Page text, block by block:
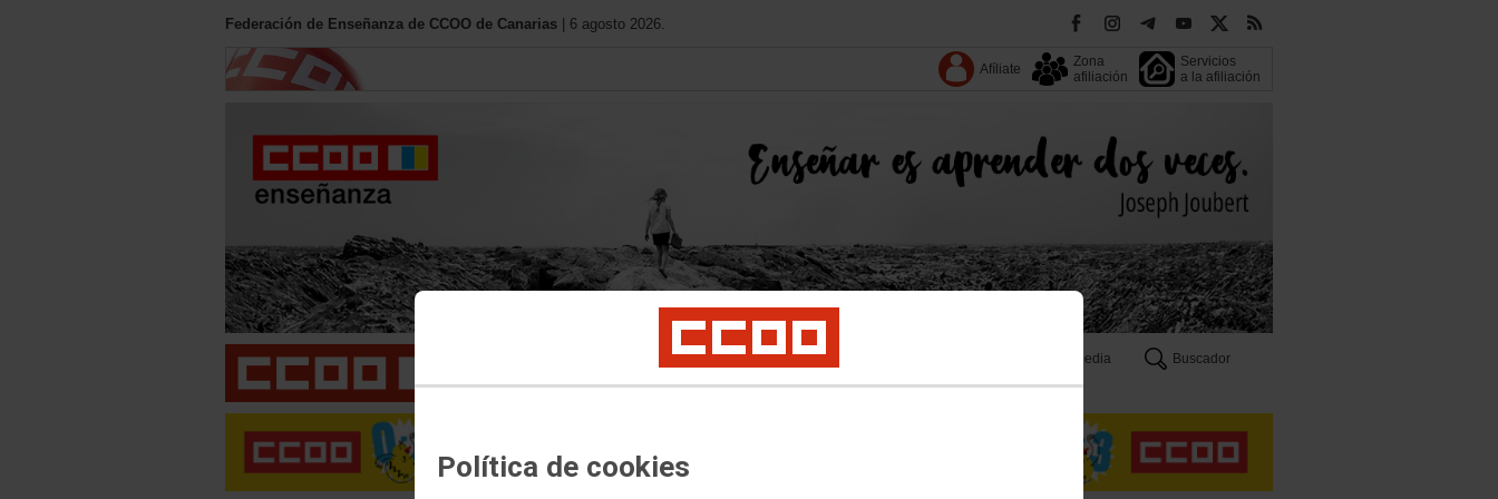
Política de cookies
Federación de Enseñanza de CCOO de Canarias | 6 agosto 2026.
Afíliate
Zona
afiliación
Servicios
a la afiliación
Conócenos Multimedia
Buscador
Contacta
Solo afiliación